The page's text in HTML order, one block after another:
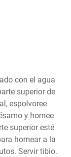
con el agua
superior de
espolvoree
y hornee
superior esté
hornear a la
Servir tibio.